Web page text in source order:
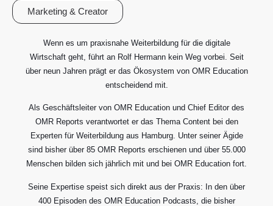
Marketing & Creator
Wenn es um praxisnahe Weiterbildung für die digitale
Wirtschaft geht, führt an Rolf Hermann kein Weg vorbei. Seit
über neun Jahren prägt er das Ökosystem von OMR Education
entscheidend mit.
Als Geschäftsleiter von OMR Education und Chief Editor des
OMR Reports verantwortet er das Thema Content bei den
Experten für Weiterbildung aus Hamburg. Unter seiner Ägide
sind bisher über 85 OMR Reports erschienen und über 55.000
Menschen bilden sich jährlich mit und bei OMR Education fort.
Seine Expertise speist sich direkt aus der Praxis: In den über
400 Episoden des OMR Education Podcasts, die bisher